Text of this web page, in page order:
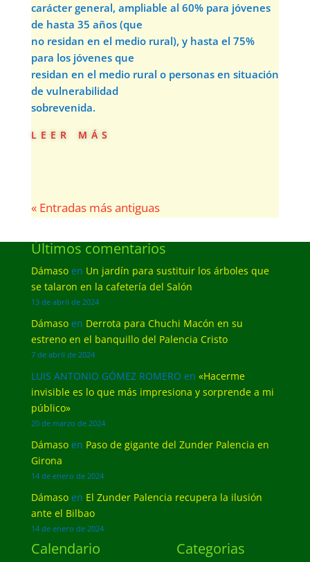
carácter general, ampliable al 60% para jóvenes
de hasta 35 años (que
no residan en el medio rural), y hasta el 75%
para los jóvenes que
residan en el medio rural o personas en situación
de vulnerabilidad
sobrevenida.
leer más
« Entradas más antiguas
Últimos comentarios
Dámasoen Un jardín para sustituir los árboles que
se talaron en la cafetería del Salón
13 de abril de 2024
Dámasoen Derrota para Chuchi Macón en su
estreno en el banquillo del Palencia Cristo
7 de abril de 2024
LUIS ANTONIO GÓMEZ ROMERO en «Hacerme
invisible es lo que más impresiona y sorprende a mi
público»
20 de marzo de 2024
Dámasoen Paso de gigante del Zunder Palencia en
Girona
14 de enero de 2024
Dámasoen El Zunder Palencia recupera la ilusión
ante el Bilbao
14 de enero de 2024
Calendario Categorias